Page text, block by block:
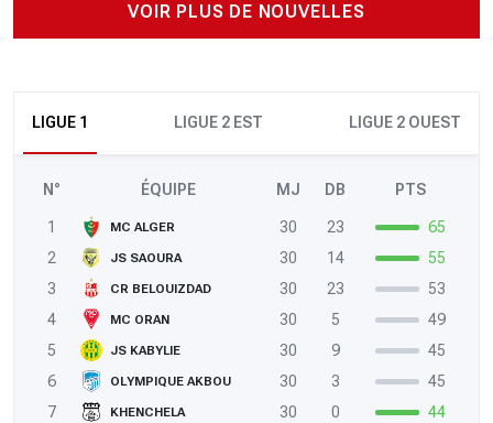
VOIR PLUS DE NOUVELLES
LIGUE 1 LIGUE 2 EST LIGUE 2 OUEST
N° ÉQUIPE MJ DB PTS
1 MC ALGER 30 23
65
2
JS SAOURA 30 14
55
3
CR BELOUIZDAD 30 23
53
4
MC ORAN 30 5
49
5
JS KABYLIE 30 9
45
6
OLYMPIQUE AKBOU 30 3
45
7
KHENCHELA 30 0
44